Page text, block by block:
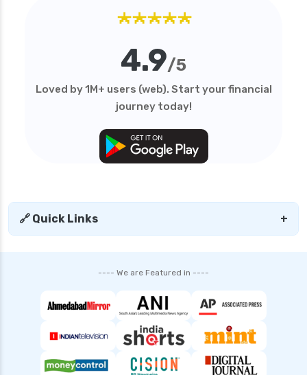
★★★★★
4.9/5
Loved by 1M+ users (web). Start your financial
journey today!
🔗 Quick Links +
---- We are Featured in ----